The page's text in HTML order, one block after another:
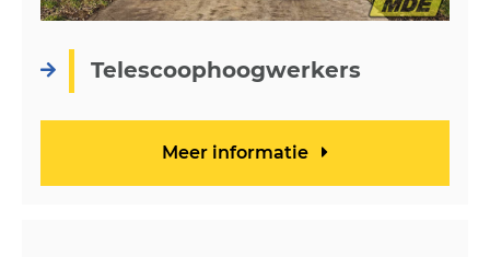
Telescoophoogwerkers
Meer informatie